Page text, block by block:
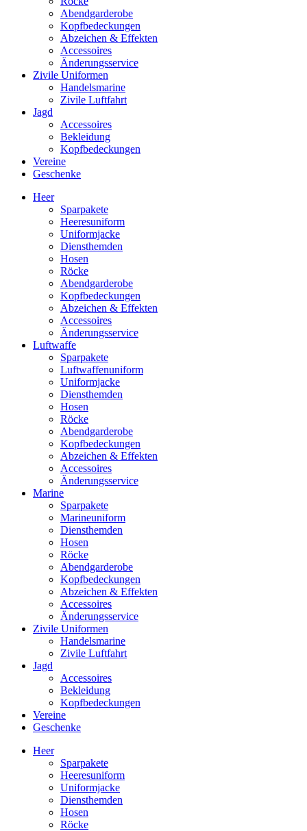
Abendgarderobe
Kopfbedeckungen
Abzeichen & Effekten
Accessoires
Änderungsservice
Zivile Uniformen
Handelsmarine
Zivile Luftfahrt
Jagd
Accessoires
Bekleidung
Kopfbedeckungen
Vereine
Geschenke
Heer
Sparpakete
Heeresuniform
Uniformjacke
Diensthemden
Hosen
Röcke
Abendgarderobe
Kopfbedeckungen
Abzeichen & Effekten
Accessoires
Änderungsservice
Luftwaffe
Sparpakete
Luftwaffenuniform
Uniformjacke
Diensthemden
Hosen
Röcke
Abendgarderobe
Kopfbedeckungen
Abzeichen & Effekten
Accessoires
Änderungsservice
Marine
Sparpakete
Marineuniform
Diensthemden
Hosen
Röcke
Abendgarderobe
Kopfbedeckungen
Abzeichen & Effekten
Accessoires
Änderungsservice
Zivile Uniformen
Handelsmarine
Zivile Luftfahrt
Jagd
Accessoires
Bekleidung
Kopfbedeckungen
Vereine
Geschenke
Heer
Sparpakete
Heeresuniform
Uniformjacke
Diensthemden
Hosen
Röcke